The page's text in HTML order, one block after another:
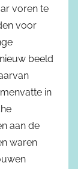
voren te
voor
beeld
in
aan de
waren